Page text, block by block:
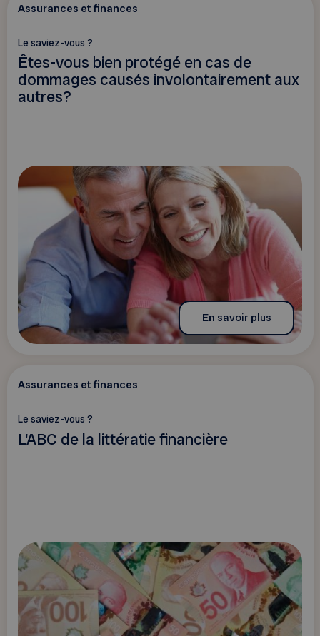
Assurances et finances
Le saviez-vous ?
Êtes-vous bien protégé en cas de
dommages causés involontairement aux
autres?
En savoir plus
Assurances et finances
Le saviez-vous ?
L'ABC de la littératie financière